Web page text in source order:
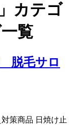
カテゴ
覧
脱毛サロ
策商品 日焼け止